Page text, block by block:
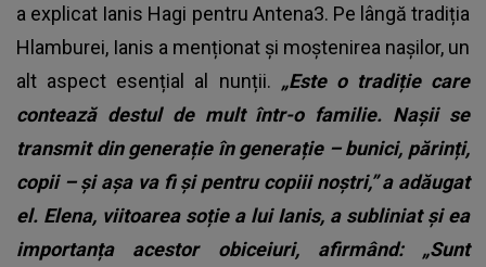
a explicat Ianis Hagi pentru Antena3. Pe lângă tradiția
Hlamburei, Ianis a menționat și moștenirea nașilor, un
alt aspect esențial al nunții. „Este o tradiție care
contează destul de mult într-o familie. Nașii se
transmit din generație în generație – bunici, părinți,
copii – și așa va fi și pentru copiii noștri,” a adăugat
el. Elena, viitoarea soție a lui Ianis, a subliniat și ea
importanța acestor obiceiuri, afirmând: „Sunt